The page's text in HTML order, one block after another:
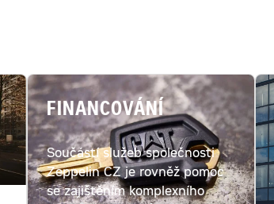
FINANCOVÁNÍ
Součástí služeb společnosti
Zeppelin CZ je rovněž pomoc
se zajištěním komplexního